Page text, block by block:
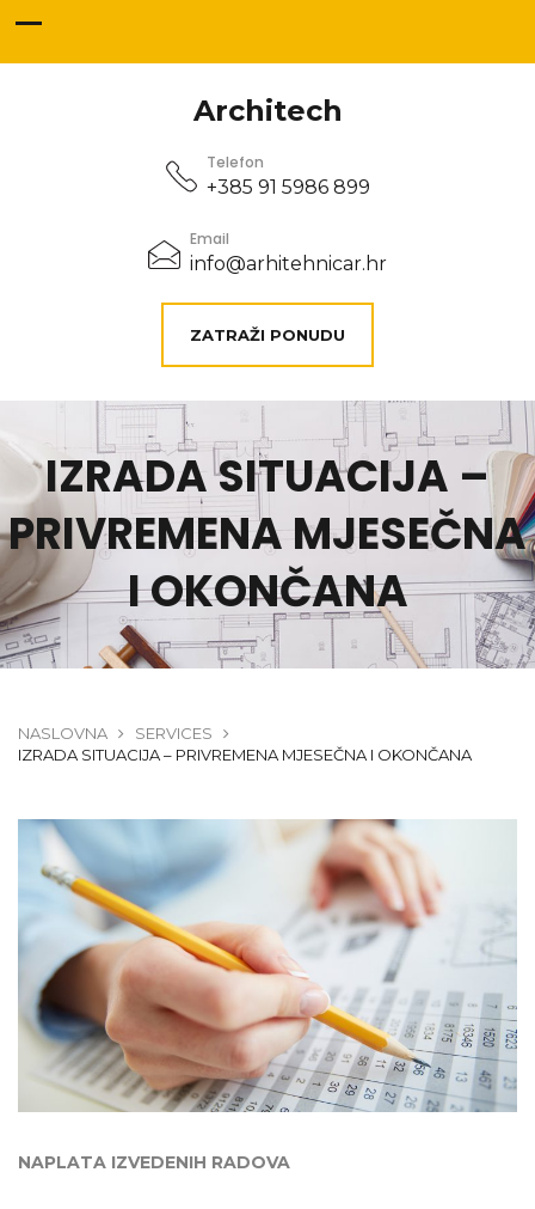
Architech
Telefon
+385 91 5986 899
Email
info@arhitehnicar.hr
ZATRAŽI PONUDU
IZRADA SITUACIJA –
PRIVREMENA MJESEČNA
I OKONČANA
NASLOVNA
SERVICES
IZRADA SITUACIJA – PRIVREMENA MJESEČNA I OKONČANA
NAPLATA IZVEDENIH RADOVA